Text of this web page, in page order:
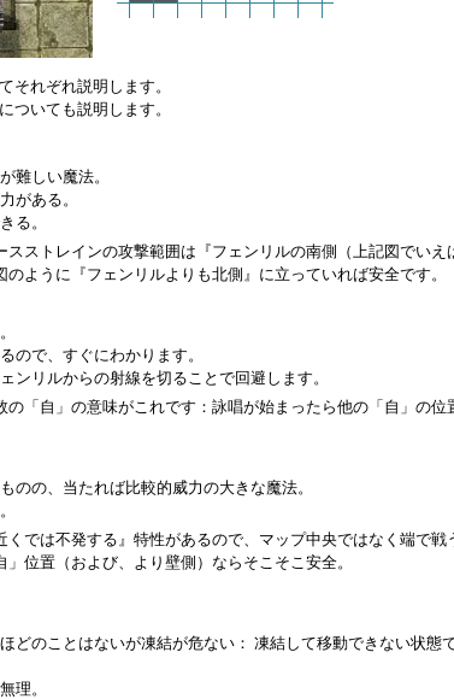
それぞれ説明します。
ついても説明します。
難しい魔法。
がある。
る。
スストレインの攻撃範囲は『フェンリルの南側（上記図でいえ
のように『フェンリルよりも北側』に立っていれば安全です。
ので、すぐにわかります。
ンリルからの射線を切ることで回避します。
の「自」の意味がこれです：詠唱が始まったら他の「自」の位
のの、当たれば比較的威力の大きな魔法。
くでは不発する』特性があるので、マップ中央ではなく端で戦
」位置（および、より壁側）ならそこそこ安全。
どのことはないが凍結が危ない： 凍結して移動できない状態
理。